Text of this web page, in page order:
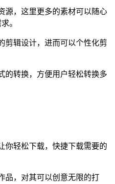
源，这里更多的素材可以随心
。
剪辑设计，进而可以个性化剪
的转换，方便用户轻松转换多
你轻松下载，快捷下载需要的
品，对其可以创意无限的打